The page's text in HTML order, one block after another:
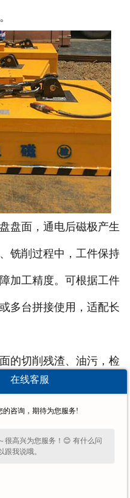
面，通电后磁极产生
铣削过程中，工件保持
加工精度。可根据工件
多台拼接使用，适配长
切削残渣、油污，检
损伤；查看线缆连接与
长期使用后，检测线圈
件。广州矩形电磁吸盘
条工件，助力平面加工
在线客服
的咨询，期待为您服务!
很高兴为您服务！😊 有什么问
跟我说哦。